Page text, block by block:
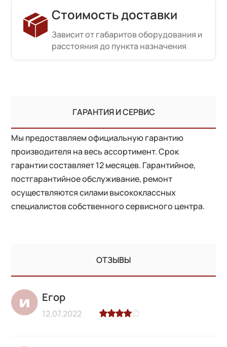
Стоимость доставки
Зависит от габаритов оборудования и
расстояния до пункта назначения
ГАРАНТИЯ И СЕРВИС
Мы предоставляем официальную гарантию
производителя на весь ассортимент. Срок
гарантии составляет 12 месяцев. Гарантийное,
постгарантийное обслуживание, ремонт
осуществляются силами высококлассных
специалистов собственного сервисного центра.
ОТЗЫВЫ
Егор
12.07.2022